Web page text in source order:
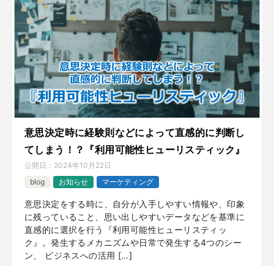
意思決定時に経験則などによって直感的に判断し
てしまう！？『利用可能性ヒューリスティック』
公開日： 2024年10月22日
blog
お知らせ マーケティング
意思決定をする時に、自分が入手しやすい情報や、印象
に残っていること、思い出しやすいデータなどを基準に
直感的に選択を行う『利用可能性ヒューリスティッ
ク』。発生するメカニズムや日常で発生する4つのシー
ン、 ビジネスへの活用 […]